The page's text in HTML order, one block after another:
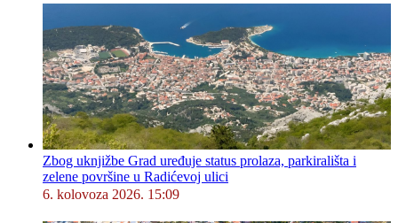
Zbog uknjižbe Grad uređuje status prolaza, parkirališta i
zelene površine u Radićevoj ulici
6. kolovoza 2026. 15:09